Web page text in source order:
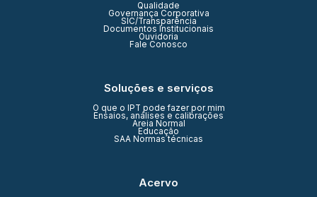
Qualidade
Governança Corporativa
SIC/Transparência
Documentos Institucionais
Ouvidoria
Fale Conosco
Soluções e serviços
O que o IPT pode fazer por mim
Ensaios, análises e calibrações
Areia Normal
Educação
SAA Normas técnicas
Acervo